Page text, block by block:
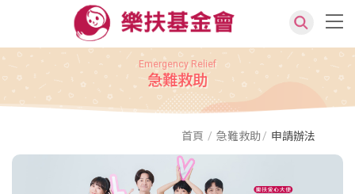
Emergency Relief
急難救助
首頁 急難救助 申請辦法